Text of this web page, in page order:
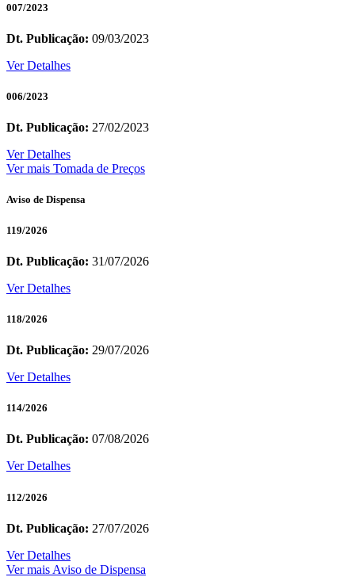
007/2023
Dt. Publicação: 09/03/2023
Ver Detalhes
006/2023
Dt. Publicação: 27/02/2023
Ver Detalhes
Ver mais Tomada de Preços
Aviso de Dispensa
119/2026
Dt. Publicação: 31/07/2026
Ver Detalhes
118/2026
Dt. Publicação: 29/07/2026
Ver Detalhes
114/2026
Dt. Publicação: 07/08/2026
Ver Detalhes
112/2026
Dt. Publicação: 27/07/2026
Ver Detalhes
Ver mais Aviso de Dispensa